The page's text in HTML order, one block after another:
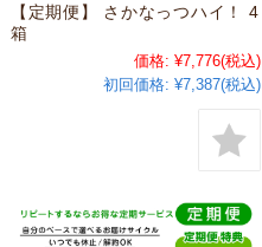
【定期便】 さかなっつハイ！ 4
箱
価格: ¥7,776(税込)
初回価格: ¥7,387(税込)